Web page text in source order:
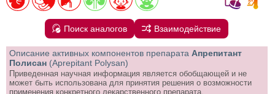
Поиск аналогов Взаимодействие
Описание активных компонентов препарата Апрепитант
Полисан (Aprepitant Polysan)
Приведенная научная информация является обобщающей и не
может быть использована для принятия решения о возможности
применения конкретного лекарственного препарата.